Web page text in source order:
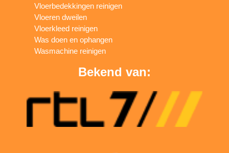
Vloerbedekkingen reinigen
Vloeren dweilen
Vloerkleed reinigen
Was doen en ophangen
Wasmachine reinigen
Bekend van: